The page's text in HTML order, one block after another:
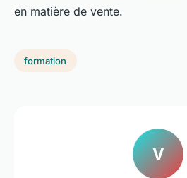
en matière de vente.
formation
V